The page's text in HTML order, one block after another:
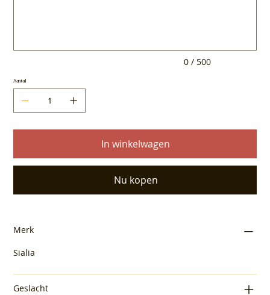
0 / 500
Aantal
In winkelwagen
Nu kopen
Merk
Sialia
Geslacht